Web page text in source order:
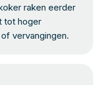
raken eerder
tot hoger
vervangingen.